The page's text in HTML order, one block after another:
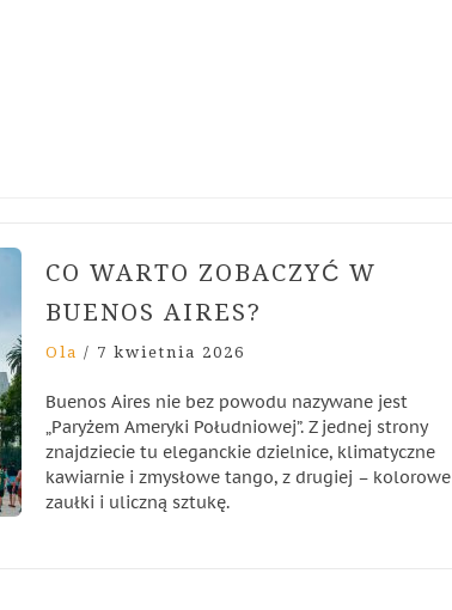
CO WARTO ZOBACZYĆ W
BUENOS AIRES?
Ola / 7 kwietnia 2026
Buenos Aires nie bez powodu nazywane jest
„Paryżem Ameryki Południowej”. Z jednej strony
znajdziecie tu eleganckie dzielnice, klimatyczne
kawiarnie i zmysłowe tango, z drugiej – kolorowe
zaułki i uliczną sztukę.